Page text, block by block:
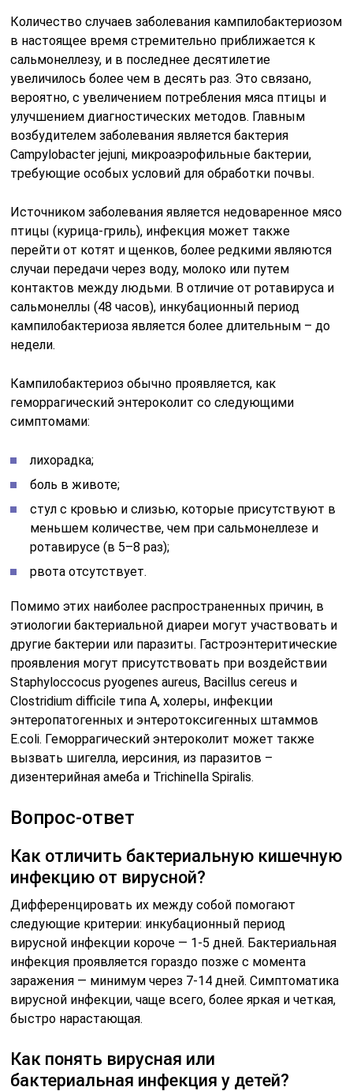
Количество случаев заболевания кампилобактериозом
в настоящее время стремительно приближается к
сальмонеллезу, и в последнее десятилетие
увеличилось более чем в десять раз. Это связано,
вероятно, с увеличением потребления мяса птицы и
улучшением диагностических методов. Главным
возбудителем заболевания является бактерия
Campylobacter jejuni, микроаэрофильные бактерии,
требующие особых условий для обработки почвы.
Источником заболевания является недоваренное мясо
птицы (курица-гриль), инфекция может также
перейти от котят и щенков, более редкими являются
случаи передачи через воду, молоко или путем
контактов между людьми. В отличие от ротавируса и
сальмонеллы (48 часов), инкубационный период
кампилобактериоза является более длительным – до
недели.
Кампилобактериоз обычно проявляется, как
геморрагический энтероколит со следующими
симптомами:
лихорадка;
боль в животе;
стул с кровью и слизью, которые присутствуют в
меньшем количестве, чем при сальмонеллезе и
ротавирусе (в 5–8 раз);
рвота отсутствует.
Помимо этих наиболее распространенных причин, в
этиологии бактериальной диареи могут участвовать и
другие бактерии или паразиты. Гастроэнтеритические
проявления могут присутствовать при воздействии
Staphyloccocus pyogenes aureus, Bacillus cereus и
Clostridium difficile типа А, холеры, инфекции
энтеропатогенных и энтеротоксигенных штаммов
E.coli. Геморрагический энтероколит может также
вызвать шигелла, иерсиния, из паразитов –
дизентерийная амеба и Trichinella Spiralis.
Вопрос-ответ
Как отличить бактериальную кишечную
инфекцию от вирусной?
Дифференцировать их между собой помогают
следующие критерии: инкубационный период
вирусной инфекции короче — 1-5 дней. Бактериальная
инфекция проявляется гораздо позже с момента
заражения — минимум через 7-14 дней. Симптоматика
вирусной инфекции, чаще всего, более яркая и четкая,
быстро нарастающая.
Как понять вирусная или
бактериальная инфекция у детей?